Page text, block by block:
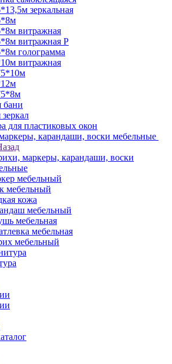
зеркальная
витражная
витражная Р
голограмма
витражная
бани
для пластиковых окон
карандаши, воски мебельные
маркеры, карандаши, воски
мебельный
мебельный
кожа
мебельный
мебельная
мебельная
мебельный